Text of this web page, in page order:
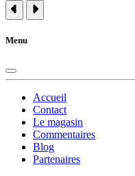
Menu
Accueil
Contact
Le magasin
Commentaires
Blog
Partenaires